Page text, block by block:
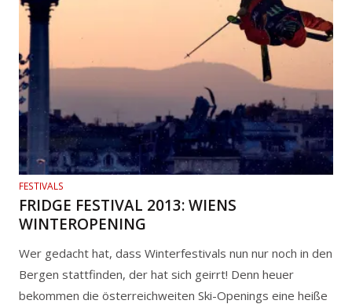
FESTIVALS
FRIDGE FESTIVAL 2013: WIENS
WINTEROPENING
Wer gedacht hat, dass Winterfestivals nun nur noch in den
Bergen stattfinden, der hat sich geirrt! Denn heuer
bekommen die österreichweiten Ski-Openings eine heiße